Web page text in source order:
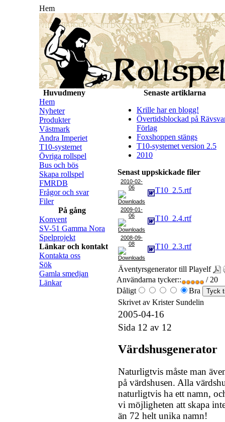
Hem
Huvudmeny
Hem
Nyheter
Produkter
Västmark
Andra Imperiet
T10-systemet
Övriga rollspel
Bus och bös
Skapa rollspel
FMRDB
Frågor och svar
Filer
På gång
Konvent
SV-51 Gamma Nora
Spelprojekt
Länkar och kontakt
Kontakta oss
Sök
Gamla smedjan
Länkar
Senaste artiklarna
Krille har en blogg!
Övertidsblockad på
Förlag
Foxshoppen stängs
T10-systemet version 2.5
2010
Senast uppskickade filer
2010-02-
06
T10_2.5.rtf
2009-01-
06
T10_2.4.rtf
2008-09-
08
T10_2.3.rtf
Äventyrsgenerator till Playelf
Användarna tycker::
/ 20
Dåligt
Bra
Skrivet av Krister Sundelin
2005-04-16
Sida 12 av 12
Värdshusgenerator
Naturligtvis måste man
på värdshusen. Alla
naturligtvis ha ett namn,
vi möjligheten att skapa
än 72 helt unika namn!